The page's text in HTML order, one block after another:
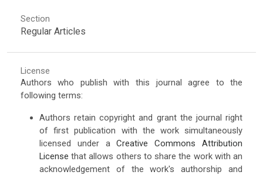
Section
Regular Articles
License
Authors who publish with this journal agree to the
following terms:
Authors retain copyright and grant the journal right
of first publication with the work simultaneously
licensed under aCreative Commons Attribution
License that allows others to share the work with an
acknowledgement of the work's authorship and